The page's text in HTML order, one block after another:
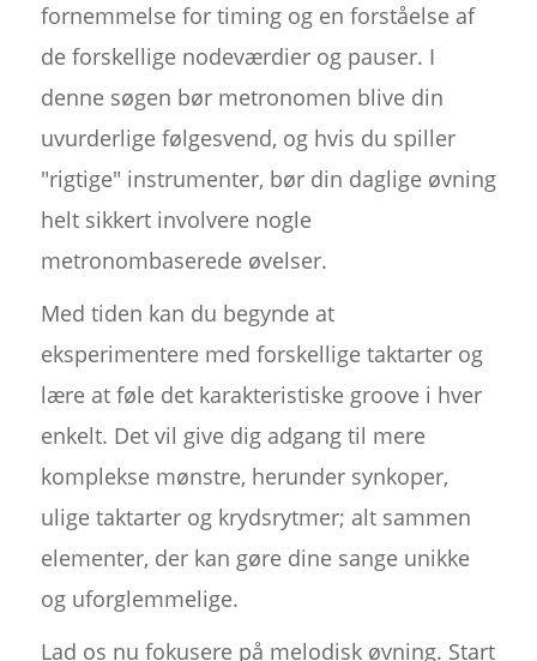
fornemmelse for timing og en forståelse af
de forskellige nodeværdier og pauser. I
denne søgen bør metronomen blive din
uvurderlige følgesvend, og hvis du spiller
"rigtige" instrumenter, bør din daglige øvning
helt sikkert involvere nogle
metronombaserede øvelser.
Med tiden kan du begynde at
eksperimentere med forskellige taktarter og
lære at føle det karakteristiske groove i hver
enkelt. Det vil give dig adgang til mere
komplekse mønstre, herunder synkoper,
ulige taktarter og krydsrytmer; alt sammen
elementer, der kan gøre dine sange unikke
og uforglemmelige.
Lad os nu fokusere på melodisk øvning. Start